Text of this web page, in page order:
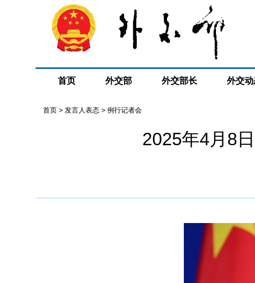
首页 外交部 外交部长 外交
首页 > 发言人表态 > 例行记者会
2025年4月8